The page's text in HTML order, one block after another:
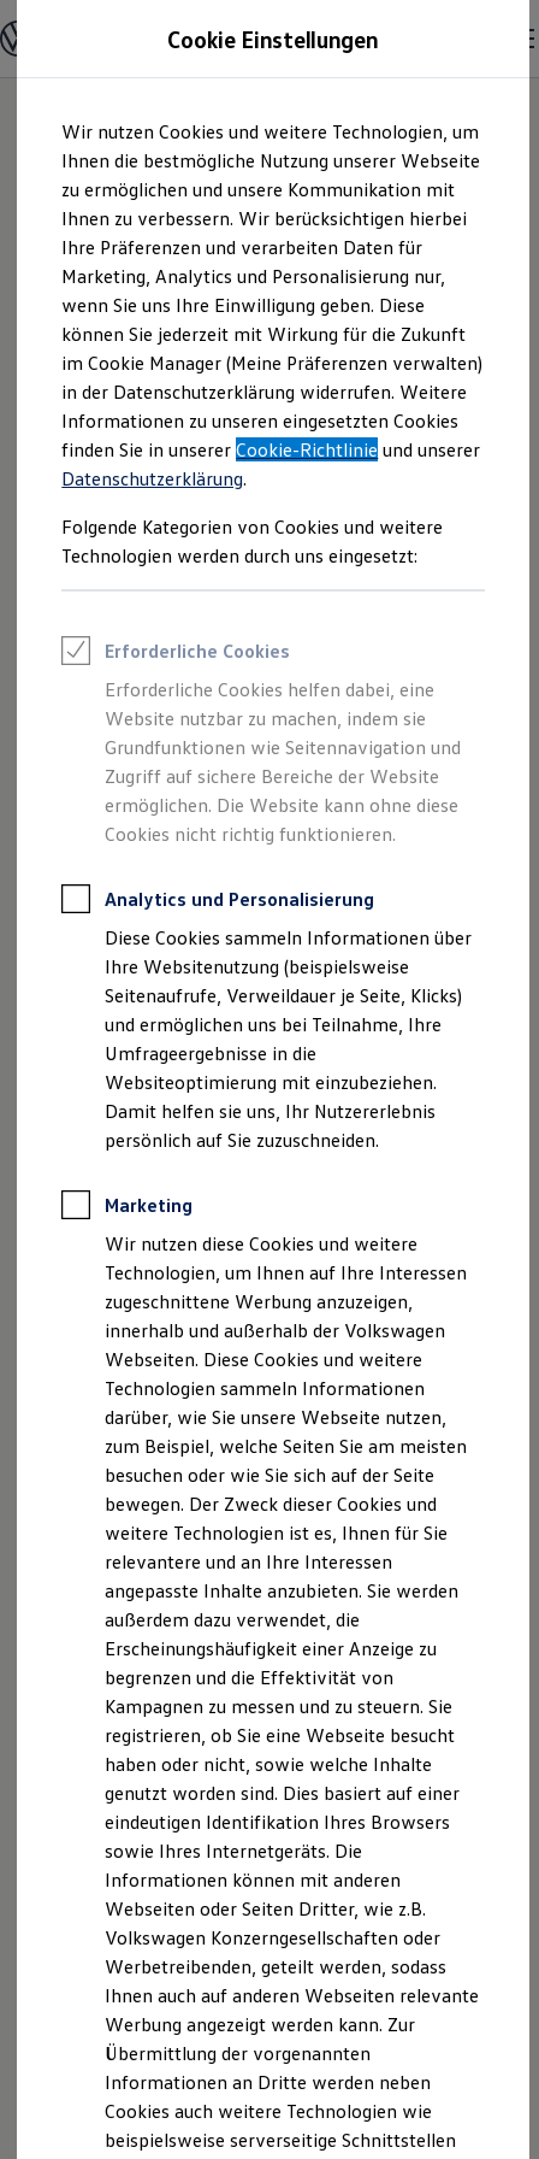
Hauptinhalt
springen
Footer
springen
Modelle und Konfigurator
Konfigurator
Modelle vergleichen
Elektroautos
ENERGY Sondermodelle
Nutzfahrzeuge
SUV und CUV
Familienautos
Kombis
Kompaktwagen
Sportwagen
Schnell verfügbare Fahrzeuge
Angebote und Produkte
Aktuelle Angebote
E-Auto-Förderung
Volkswagen Marktplatz
Die ENERGY Sondermodelle
Junge Gebrauchtwagen und Gebrauchtwagen
Volkswagen Zertifizierte Gebrauchtwagen
Elektromobilität bei Gebrauchtwagen
Saisonangebote
Reifenpakete
Leasing
Leasing-Angebote
Elektroauto Leasing
Kleinwagen-Leasing
Leasing ohne Anzahlung
Finanzierung
Autokredit mit Schlussrate
Versicherungen und Garantien
Kfz-Versicherung
Restschuldversicherungen
Garantien
Professional Class bei Volkswagen
Behörden
Direktkunden
Sonderfahrzeuge
Anpfiff zum Gewinn
Elektromobilität
Elektroautos
ID. Tutorials
Elektrofahrzeugkonzepte
ID. EVERY1
Reichweite
Rekuperation
Laden unterwegs
Laden Zuhause
Ladestationen finden
Ladezeitensimulator
Batterie
Sicherheit
Nachhaltigkeit
Technologie
Kosten und Kauf
Verbrauchskosten
Kaufoptionen
E-Auto-Förderung
Software und Konnektivität
Die ID. Software 6
ID. Software Versionen und Updates
Digitale Extras
Schnittstellen zu Ihrem ID.
Marke und Erlebnis
Volkswagen R und R Experience
R-Modelle
R Experience
Driving Experience
Volkswagen entdecken
Werkbesichtigung
Lifestyle Shop
T-Roc Kollektion
Golf Kollektion
Volkswagen Kollektion
R-Kollektion
GTI Kollektion
Fußball Drop
we drive football
#wedriveproud
Besitzer und Service
myVolkswagen
Software Updates
Service und Ersatzteile
Inspektion und HU/AU
Startseite Lizenzhinweise Dritter MIT License
Version 1.0.0
Copyright (c) Author: Greg Smith
<smr.kyu@gmail.com>
storybook/addon-storyshots, Version 6.0.21
Copyright (c) 2017 Kadira Inc. <hello@kadira.io>
iterate-value, Version 1.0.2
Copyright (C) 2019 Jordan Harband
is-absolute, Version 1.0.0
Copyright (c) 2014-2017, Jon Schlinkert.
Copyright (c) 2009-2014, TJ Holowaychuk
is-boolean-object, Version 1.1.0
Copyright (C) 2015 Jordan Harband
Copyright (C) 2015 Jordan Harband
is-negated-glob, Version 1.0.0
Copyright (C) 2016 Jon Schlinkert
is-map, Version 2.0.2
Copyright (C) 2019 Inspect JS
Copyright (C) 2015 Jordan Harband
is-regex, Version 1.1.2
Copyright (C) 2014 Jordan Harband
is-unc-path, Version 1.0.0
Copyright (C) 2015-2017, Jon Schlinkert
is-set
, Version 2.0.2
Copyright (C) 2019 Inspect JS
Copyright (C) 2014 Jordan Harband
is-relative, Version 1.0.0
Copyright (C) 2014-2017, Jon Schlinkert
help-me, Version 1.1.0
Copyright (C) 2014 Matteo Collina
extend, Version 3.0.2
Copyright (C) 2014 Stefan Thomas
es-aggregate-error, Version 1.0.5
Copyright (C) 2019 Jordan Harband
has-bigints, Version 1.0.1
Copyright (C) 2019 Jordan Harband
has-symbols, Version 1.0.2
Copyright (C) 2016 Jordan Harband
, Version 1.0.2
Copyright (C) 2016 Jordan Harband
duplexify, Version 3.7.1
Copyright (C) 2014 Mathias Buus
end-of-stream , Version 1.4.4
Copyright (C) 2014 Mathias Buus
get-intrinsic, Version 1.1.1
Copyright (C) 2020 Jordan Harband
Cookie Einstellungen
Wir nutzen Cookies und weitere Technologien, um
Ihnen die bestmögliche Nutzung unserer Webseite
zu ermöglichen und unsere Kommunikation mit
Ihnen zu verbessern. Wir berücksichtigen hierbei
Ihre Präferenzen und verarbeiten Daten für
Marketing, Analytics und Personalisierung nur,
wenn Sie uns Ihre Einwilligung geben. Diese
können Sie jederzeit mit Wirkung für die Zukunft
im Cookie Manager (Meine Präferenzen verwalten)
in der Datenschutzerklärung widerrufen. Weitere
Informationen zu unseren eingesetzten Cookies
finden Sie in unsererCookie-Richtlinie und unserer
Datenschutzerklärung.
Folgende Kategorien von Cookies und weitere
Technologien werden durch uns eingesetzt:
Erforderliche Cookies
Erforderliche Cookies helfen dabei, eine
Website nutzbar zu machen, indem sie
Grundfunktionen wie Seitennavigation und
Zugriff auf sichere Bereiche der Website
ermöglichen. Die Website kann ohne diese
Cookies nicht richtig funktionieren.
Analytics und Personalisierung
Diese Cookies sammeln Informationen über
Ihre Websitenutzung (beispielsweise
Seitenaufrufe, Verweildauer je Seite, Klicks)
und ermöglichen uns bei Teilnahme, Ihre
Umfrageergebnisse in die
Websiteoptimierung mit einzubeziehen.
Damit helfen sie uns, Ihr Nutzererlebnis
persönlich auf Sie zuzuschneiden.
Marketing
Wir nutzen diese Cookies und weitere
Technologien, um Ihnen auf Ihre Interessen
zugeschnittene Werbung anzuzeigen,
innerhalb und außerhalb der Volkswagen
Webseiten. Diese Cookies und weitere
Technologien sammeln Informationen
darüber, wie Sie unsere Webseite nutzen,
zum Beispiel, welche Seiten Sie am meisten
besuchen oder wie Sie sich auf der Seite
bewegen. Der Zweck dieser Cookies und
weitere Technologien ist es, Ihnen für Sie
relevantere und an Ihre Interessen
angepasste Inhalte anzubieten. Sie werden
außerdem dazu verwendet, die
Erscheinungshäufigkeit einer Anzeige zu
begrenzen und die Effektivität von
Kampagnen zu messen und zu steuern. Sie
registrieren, ob Sie eine Webseite besucht
haben oder nicht, sowie welche Inhalte
genutzt worden sind. Dies basiert auf einer
eindeutigen Identifikation Ihres Browsers
sowie Ihres Internetgeräts. Die
Informationen können mit anderen
Webseiten oder Seiten Dritter, wie z.B.
Volkswagen Konzerngesellschaften oder
Werbetreibenden, geteilt werden, sodass
Ihnen auch auf anderen Webseiten relevante
Werbung angezeigt werden kann. Zur
Übermittlung der vorgenannten
Informationen an Dritte werden neben
Cookies auch weitere Technologien wie
beispielsweise serverseitige Schnittstellen